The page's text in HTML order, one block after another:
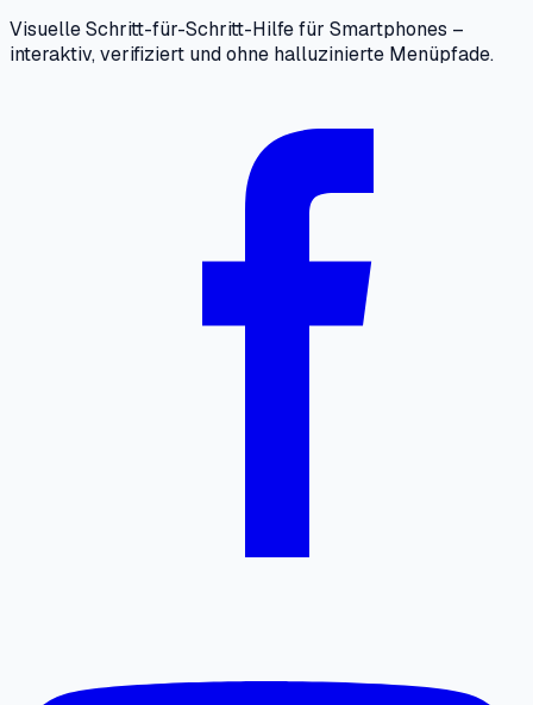
Visuelle Schritt-für-Schritt-Hilfe für Smartphones –
interaktiv, verifiziert und ohne halluzinierte Menüpfade.